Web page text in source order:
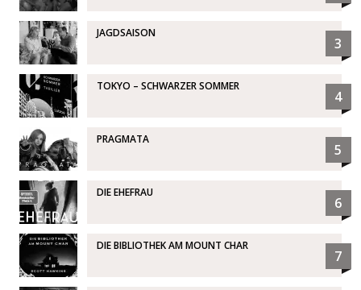
JAGDSAISON
3
TOKYO – SCHWARZER SOMMER
4
PRAGMATA
5
DIE EHEFRAU
6
DIE BIBLIOTHEK AM MOUNT CHAR
7